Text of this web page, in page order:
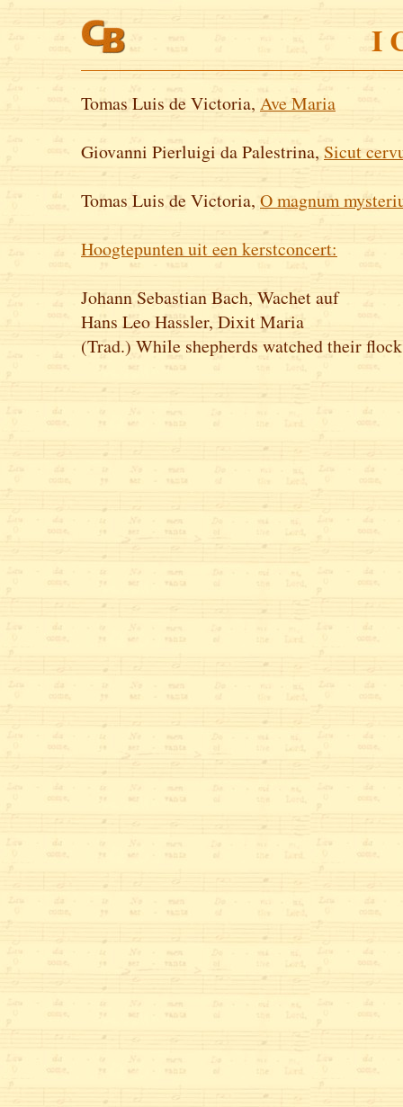
I
Tomas Luis de Victoria, Ave Maria
Giovanni Pierluigi da Palestrina, Sicut
Tomas Luis de Victoria, O magnum
Hoogtepunten uit een kerstconcert:
Johann Sebastian Bach, Wachet auf
Hans Leo Hassler, Dixit Maria
(Trad.) While shepherds watched their